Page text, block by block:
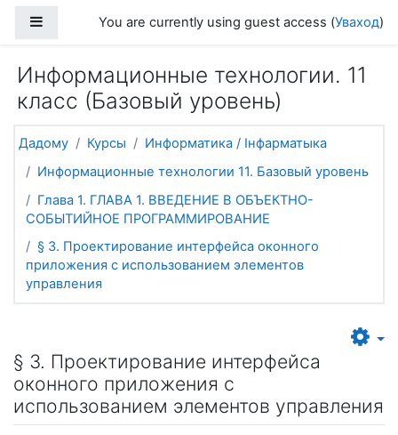
Side panelYou are currently using guest access (Уваход)
Информационные технологии. 11
класс (Базовый уровень)
Дадому Курсы
Информатика / Інфарматыка
Информационные технологии 11. Базовый уровень
Глава 1. ГЛАВА 1. ВВЕДЕНИЕ В ОБЪЕКТНО-
СОБЫТИЙНОЕ ПРОГРАММИРОВАНИЕ
§ 3. Проектирование интерфейса оконного
приложения с использованием элементов
управления
§ 3. Проектирование интерфейса
оконного приложения с
использованием элементов управления